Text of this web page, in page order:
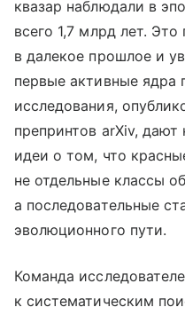
квазар наблюдали в
всего 1,7 млрд лет. Это
в далекое прошлое и
первые активные ядра
исследования,
препринтов arXiv,
идеи о том, что
не отдельные классы
а последовательные
эволюционного пути.
Команда
к систематическим